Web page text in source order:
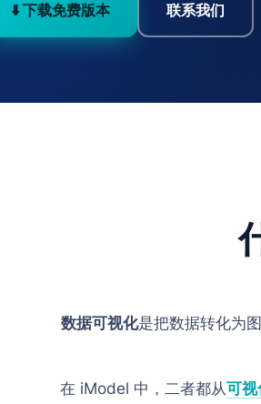
⬇️ 下载免费版本 联系我们
数据可视化是把数据转化为
在 iModel 中，二者都从可